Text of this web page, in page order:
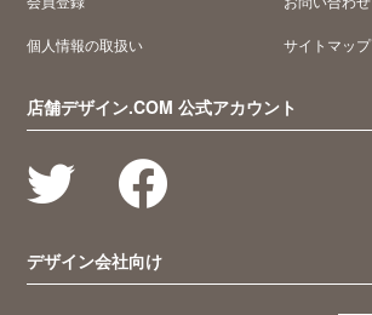
個人情報の取扱い サイトマップ
店舗デザイン.COM 公式アカウント
デザイン会社向け